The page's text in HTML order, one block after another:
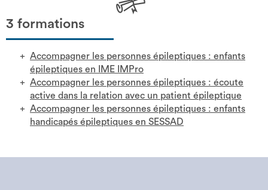
3 formations
Accompagner les personnes épileptiques : enfants
épileptiques en IME IMPro
Accompagner les personnes épileptiques : écoute
active dans la relation avec un patient épileptique
Accompagner les personnes épileptiques : enfants
handicapés épileptiques en SESSAD